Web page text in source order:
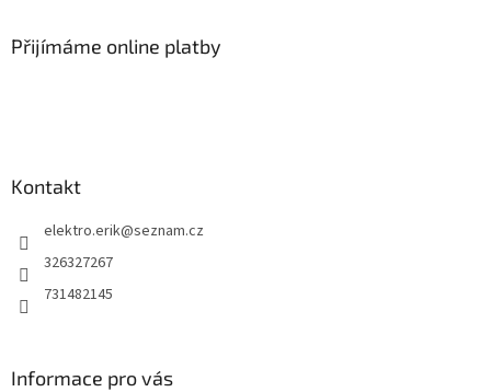
Přijímáme online platby
Kontakt
elektro.erik@seznam.cz
326327267
731482145
Informace pro vás